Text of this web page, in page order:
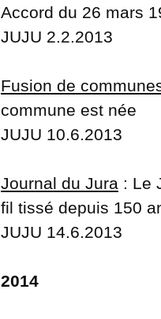
Accord du 26 mars
JUJU 2.2.2013
Fusion de
commune est née
JUJU 10.6.2013
Journal du Jura : Le
fil tissé depuis 150
JUJU 14.6.2013
2014